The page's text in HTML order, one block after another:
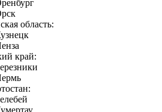
область:
край: